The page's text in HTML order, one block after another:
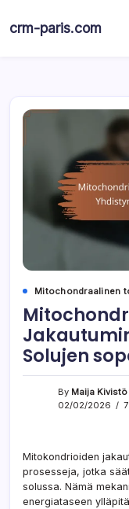
crm-paris.com
Mitochondraalinen
Solujen
By Maija Kivistö
02/02/2026
Mitokondrioiden
prosesseja, jotka
solussa. Nämä
energiataseen